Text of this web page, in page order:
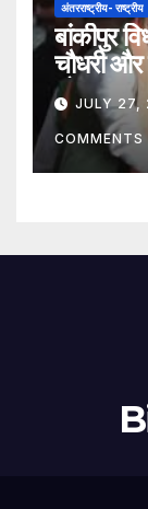
अंतरराष्ट्रीय- राष्ट्रीय
बांकीपुर
चौधरी और
शोJULY
COMMENTS